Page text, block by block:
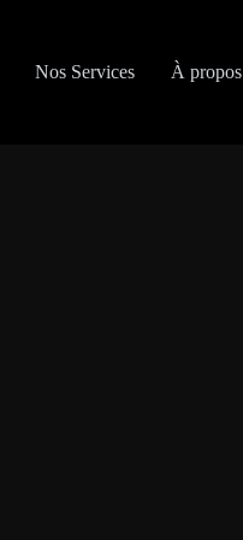
Nos Services À propos